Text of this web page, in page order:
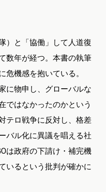
）と「協働」して人道復
数年が経つ。本書の執筆
危機感を抱いている。
に物申し、グローバルな
ではなかったのかという
テロ戦争に反対し、格差
バル化に異議を唱える社
は政府の下請け・補完機
いるという批判が確かに